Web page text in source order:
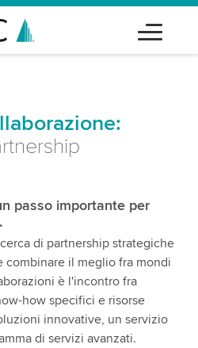
passo importante per
di partnership strategiche
combinare il meglio fra mondi
è l'incontro fra
how specifici e risorse
innovative, un servizio
di servizi avanzati.